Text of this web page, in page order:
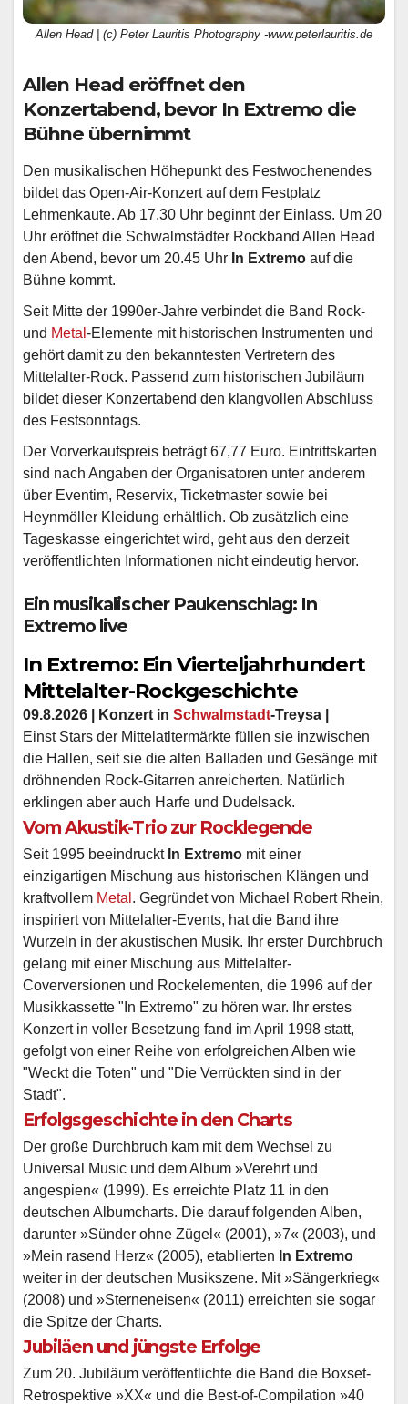
Allen Head | (c) Peter Lauritis Photography -www.peterlauritis.de
Allen Head eröffnet den
Konzertabend, bevor In Extremodie
Bühne übernimmt
Den musikalischen Höhepunkt des Festwochenendes
bildet das Open-Air-Konzert auf dem Festplatz
Lehmenkaute. Ab 17.30 Uhr beginnt der Einlass. Um 20
Uhr eröffnet die Schwalmstädter Rockband Allen Head
den Abend, bevor um 20.45 Uhr In Extremo auf die
Bühne kommt.
Seit Mitte der 1990er-Jahre verbindet die Band Rock-
und Metal -Elemente mit historischen Instrumenten und
gehört damit zu den bekanntesten Vertretern des
Mittelalter-Rock. Passend zum historischen Jubiläum
bildet dieser Konzertabend den klangvollen Abschluss
des Festsonntags.
Der Vorverkaufspreis beträgt 67,77 Euro. Eintrittskarten
sind nach Angaben der Organisatoren unter anderem
über Eventim, Reservix, Ticketmaster sowie bei
Heynmöller Kleidung erhältlich. Ob zusätzlich eine
Tageskasse eingerichtet wird, geht aus den derzeit
veröffentlichten Informationen nicht eindeutig hervor.
Ein musikalischer Paukenschlag: In
Extremo live
In Extremo: Ein Vierteljahrhundert
Mittelalter-Rockgeschichte
09.8.2026 | Konzert in Schwalmstadt-Treysa |
Einst Stars der Mittelatltermärkte füllen sie inzwischen
die Hallen, seit sie die alten Balladen und Gesänge mit
dröhnenden Rock-Gitarren anreicherten. Natürlich
erklingen aber auch Harfe und Dudelsack.
Vom Akustik-Trio zur Rocklegende
Seit 1995 beeindruckt In Extremo mit einer
einzigartigen Mischung aus historischen Klängen und
kraftvollem Metal . Gegründet von Michael Robert Rhein,
inspiriert von Mittelalter-Events, hat die Band ihre
Wurzeln in der akustischen Musik. Ihr erster Durchbruch
gelang mit einer Mischung aus Mittelalter-
Coverversionen und Rockelementen, die 1996 auf der
Musikkassette "In Extremo" zu hören war. Ihr erstes
Konzert in voller Besetzung fand im April 1998 statt,
gefolgt von einer Reihe von erfolgreichen Alben wie
"Weckt die Toten" und "Die Verrückten sind in der
Stadt".
Erfolgsgeschichte in den Charts
Der große Durchbruch kam mit dem Wechsel zu
Universal Music und dem Album »Verehrt und
angespien« (1999). Es erreichte Platz 11 in den
deutschen Albumcharts. Die darauf folgenden Alben,
darunter »Sünder ohne Zügel« (2001), »7« (2003), und
»Mein rasend Herz« (2005), etablierten In Extremo
weiter in der deutschen Musikszene. Mit »Sängerkrieg«
(2008) und »Sterneneisen« (2011) erreichten sie sogar
die Spitze der Charts.
Jubiläen und jüngste Erfolge
Zum 20. Jubiläum veröffentlichte die Band die Boxset-
Retrospektive »XX« und die Best-of-Compilation »40